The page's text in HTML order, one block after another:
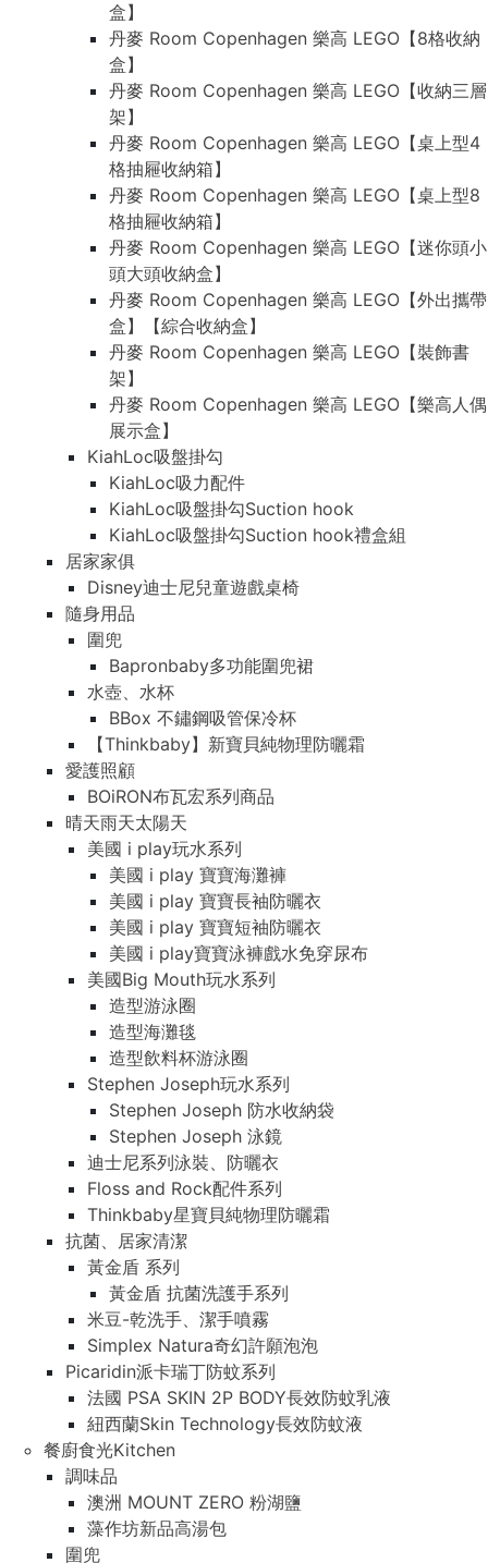
盒】
丹麥 Room Copenhagen 樂高 LEGO【8格收納
盒】
丹麥 Room Copenhagen 樂高 LEGO【收納三層
架】
丹麥 Room Copenhagen 樂高 LEGO【桌上型4
格抽屜收納箱】
丹麥 Room Copenhagen 樂高 LEGO【桌上型8
格抽屜收納箱】
丹麥 Room Copenhagen 樂高 LEGO【迷你頭小
頭大頭收納盒】
丹麥 Room Copenhagen 樂高 LEGO【外出攜帶
盒】【綜合收納盒】
丹麥 Room Copenhagen 樂高 LEGO【裝飾書
架】
丹麥 Room Copenhagen 樂高 LEGO【樂高人偶
展示盒】
KiahLoc吸盤掛勾
KiahLoc吸力配件
KiahLoc吸盤掛勾Suction hook
KiahLoc吸盤掛勾Suction hook禮盒組
居家家俱
Disney迪士尼兒童遊戲桌椅
隨身用品
圍兜
Bapronbaby多功能圍兜裙
水壺、水杯
BBox 不鏽鋼吸管保冷杯
【Thinkbaby】新寶貝純物理防曬霜
愛護照顧
BOiRON布瓦宏系列商品
晴天雨天太陽天
美國 i play玩水系列
美國 i play 寶寶海灘褲
美國 i play 寶寶長袖防曬衣
美國 i play 寶寶短袖防曬衣
美國 i play寶寶泳褲戲水免穿尿布
美國Big Mouth玩水系列
造型游泳圈
造型海灘毯
造型飲料杯游泳圈
Stephen Joseph玩水系列
Stephen Joseph 防水收納袋
Stephen Joseph 泳鏡
迪士尼系列泳裝、防曬衣
Floss and Rock配件系列
Thinkbaby星寶貝純物理防曬霜
抗菌、居家清潔
黃金盾 系列
黃金盾 抗菌洗護手系列
米豆-乾洗手、潔手噴霧
Simplex Natura奇幻許願泡泡
Picaridin派卡瑞丁防蚊系列
法國 PSA SKIN 2P BODY長效防蚊乳液
紐西蘭Skin Technology長效防蚊液
餐廚食光Kitchen
調味品
澳洲 MOUNT ZERO 粉湖鹽
藻作坊新品高湯包
圍兜